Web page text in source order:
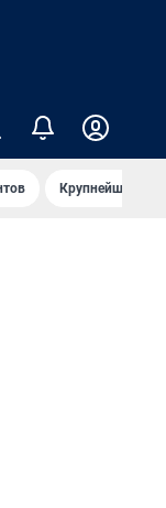
Крупнейшие